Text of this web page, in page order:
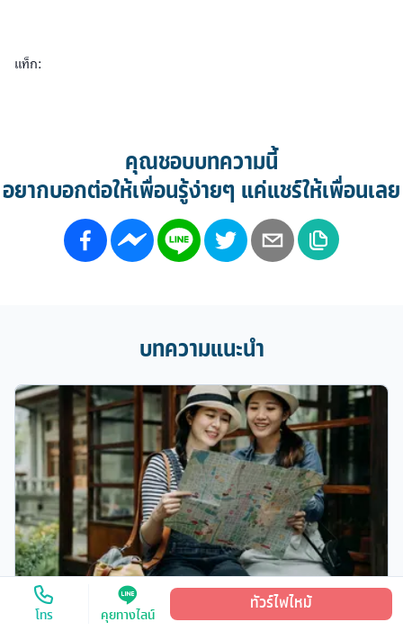
ทัวร์ไฟไหม้
โทร คุยทางไลน์
แท็ก:
คุณชอบบทความนี้
อยากบอกต่อให้เพื่อนรู้ง่ายๆ แค่แชร์ให้เพื่อนเลย
บทความแนะนำ
8 ขั้นตอนเตรียมตัวก่อนบินไปเที่ยวญี่ปุ่น